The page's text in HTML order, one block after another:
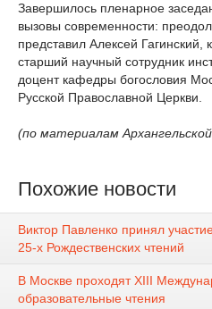
Завершилось пленарное
вызовы современности:
представил Алексей Гагинский,
старший научный сотрудник
доцент кафедры богословия
Русской Православной Церкви.
(по материалам
Похожие новости
Виктор Павленко принял
25-х Рождественских чтений
В Москве проходят ХIII
образовательные чтения